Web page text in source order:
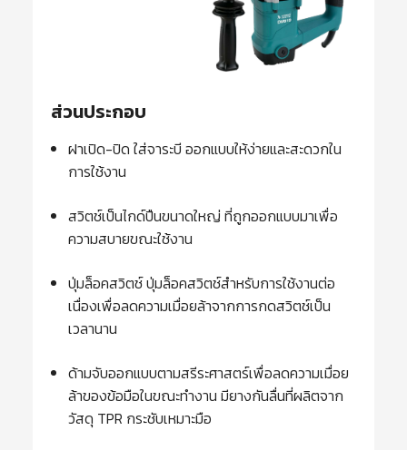
ส่วนประกอบ
ฝาเปิด-ปิด ใส่จาระบี ออกแบบให้ง่ายและสะดวกใน
การใช้งาน
สวิตช์เป็นไกด์ปืนขนาดใหญ่ ที่ถูกออกแบบมาเพื่อ
ความสบายขณะใช้งาน
ปุ่มล็อคสวิตช์ ปุ่มล็อคสวิตช์สำหรับการใช้งานต่อ
เนื่องเพื่อลดความเมื่อยล้าจากการกดสวิตช์เป็น
เวลานาน
ด้ามจับออกแบบตามสรีระศาสตร์เพื่อลดความเมื่อย
ล้าของข้อมือในขณะทำงาน มียางกันลื่นที่ผลิตจาก
วัสดุ TPR กระชับเหมาะมือ